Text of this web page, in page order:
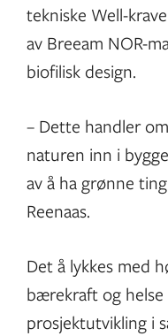
tekniske Well-
av Breeam NOR-
biofilisk design.
– Dette handler
naturen inn i
av å ha grønne
Reenaas.
Det å lykkes med
bærekraft og
prosjektutvikling i